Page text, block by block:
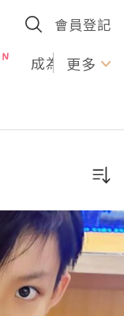
會員登記
成為U更多